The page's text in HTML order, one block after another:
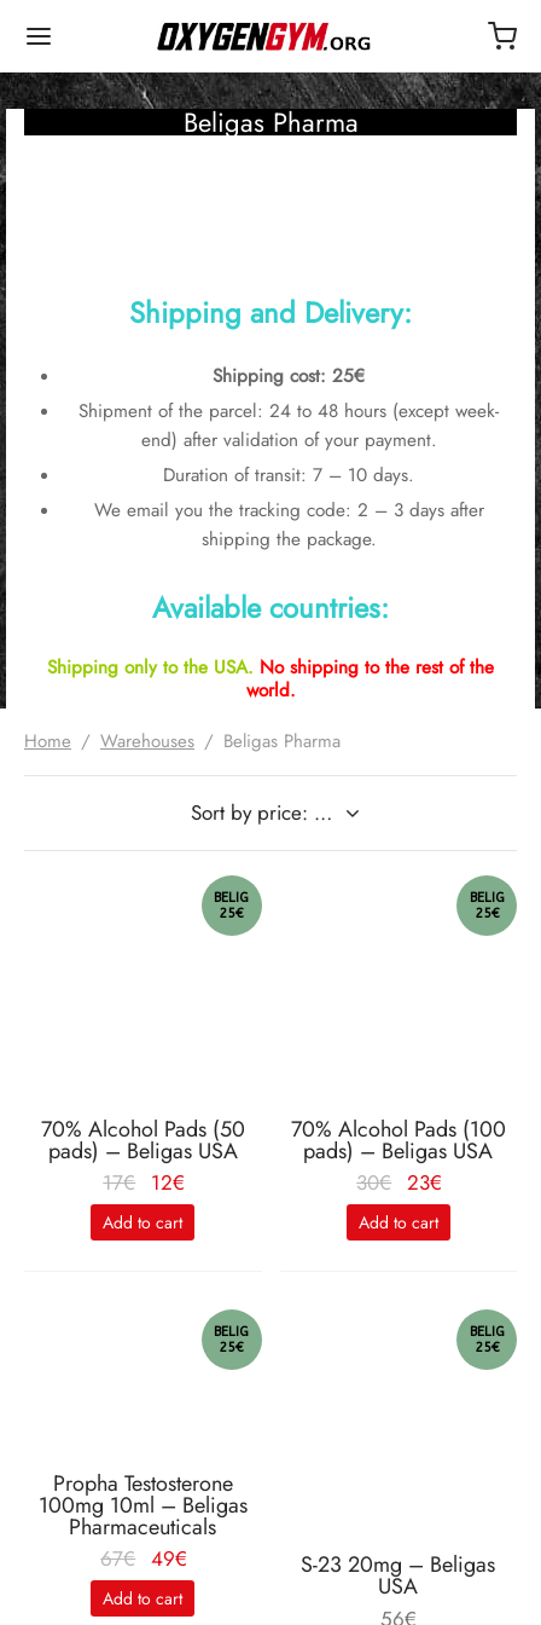
Beligas Pharma
Shipping and Delivery:
Shipping cost: 25€
Shipment of the parcel: 24 to 48 hours (except week-
end) after validation of your payment.
Duration of transit: 7 – 10 days.
We email you the tracking code: 2 – 3 days after
shipping the package.
Available countries:
Shipping only to the USA. No shipping to the rest of the
world.
Home / Warehouses / Beligas Pharma
BELIG
25€
70% Alcohol Pads (50
pads) – Beligas USA
17€
Le
prix
initial
12€
actuel
12€.
Add to cart
BELIG
25€
70% Alcohol Pads (100
pads) – Beligas USA
30€
Le
prix
initial
23€
actuel
23€.
Add to cart
BELIG
25€
Propha Testosterone
100mg 10ml – Beligas
Pharmaceuticals
67€
Le
prix
initial
49€
actuel
Add to cart
BELIG
25€
S-23 20mg – Beligas
USA
56€